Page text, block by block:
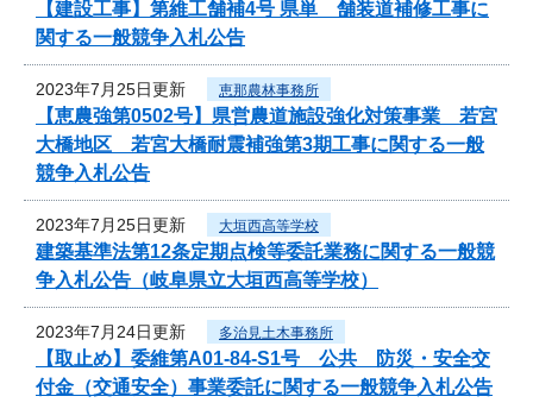
【建設工事】第維工舗補4号 県単 舗装道補修工事に
関する一般競争入札公告
2023年7月25日更新 恵那農林事務所
【恵農強第0502号】県営農道施設強化対策事業 若宮
大橋地区 若宮大橋耐震補強第3期工事に関する一般
競争入札公告
2023年7月25日更新 大垣西高等学校
建築基準法第12条定期点検等委託業務に関する一般競
争入札公告（岐阜県立大垣西高等学校）
2023年7月24日更新 多治見土木事務所
【取止め】委維第A01-84-S1号 公共 防災・安全交
付金（交通安全）事業委託に関する一般競争入札公告